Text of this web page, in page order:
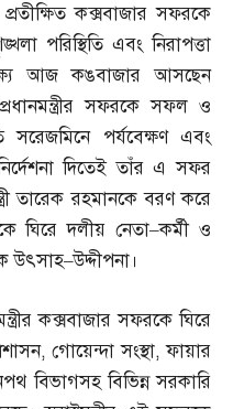
প্রতীক্ষিত কক্সবাজার সফরকে
পরিস্থিতি এবং নিরাপত্তা
আজ কঙবাজার আসছেন
প্রধানমন্ত্রীর সফরকে সফল ও
সরেজমিনে পর্যবেক্ষণ এবং
দিতেই তাঁর এ সফর
তারেক রহমানকে বরণ করে
ঘিরে দলীয় নেতা–কর্মী ও
উৎসাহ–উদ্দীপনা।
কক্সবাজার সফরকে ঘিরে
,গোয়েন্দা সংস্থা,ফায়ার
বিভাগসহ বিভিন্ন সরকারি